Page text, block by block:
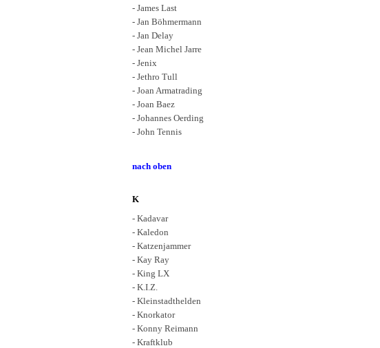
- James Last
- Jan Böhmermann
- Jan Delay
- Jean Michel Jarre
- Jenix
- Jethro Tull
- Joan Armatrading
- Joan Baez
- Johannes Oerding
- John Tennis
nach oben
K
- Kadavar
- Kaledon
- Katzenjammer
- Kay Ray
- King LX
- K.I.Z.
- Kleinstadthelden
- Knorkator
- Konny Reimann
- Kraftklub